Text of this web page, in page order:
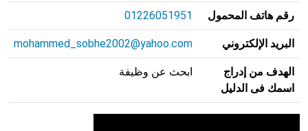
رقم هاتف المحمول 01226051951
البريد الإلكتروني mohammed_sobhe2002@yahoo.com
الهدف من إدراج
اسمك فى الدليل
ابحث عن وظيفة